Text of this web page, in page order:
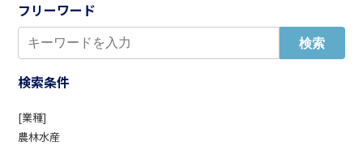
フリーワード
検索条件
[業種]
農林水産